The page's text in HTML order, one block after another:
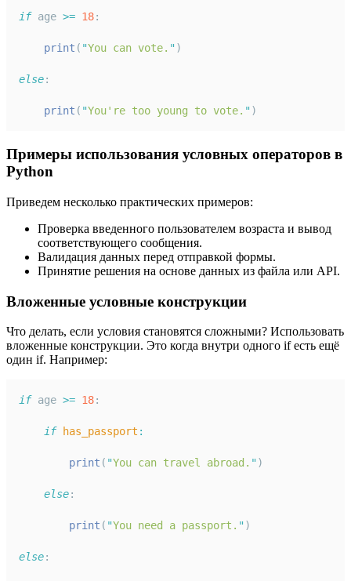
if age >= 18:
print ( "You can vote. ")
else:
print ( "You're too young to vote. ")
Примеры использования условных операторов в
Python
Приведем несколько практических примеров:
Проверка введенного пользователем возраста и вывод
соответствующего сообщения.
Валидация данных перед отправкой формы.
Принятие решения на основе данных из файла или API.
Вложенные условные конструкции
Что делать, если условия становятся сложными? Использовать
вложенные конструкции. Это когда внутри одного if есть ещё
один if. Например:
if age >= 18:
if has_passport :
print ( "You can travel abroad. ")
else:
print ( "You need a passport. ")
else: